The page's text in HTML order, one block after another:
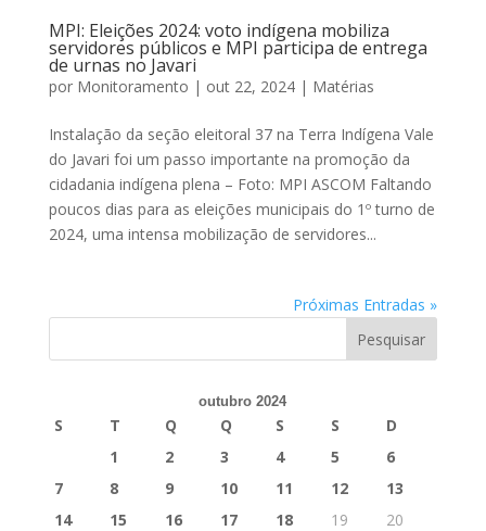
MPI: Eleições 2024: voto indígena mobiliza
servidores públicos e MPI participa de entrega
de urnas no Javari
por Monitoramento | out 22, 2024| Matérias
Instalação da seção eleitoral 37 na Terra Indígena Vale
do Javari foi um passo importante na promoção da
cidadania indígena plena – Foto: MPI ASCOM Faltando
poucos dias para as eleições municipais do 1º turno de
2024, uma intensa mobilização de servidores...
Próximas Entradas »
outubro 2024
S T Q Q S S
D
1
2 3 4 5
6
7
8 9 10 11 12
13
14
15 16 17 18 19
20